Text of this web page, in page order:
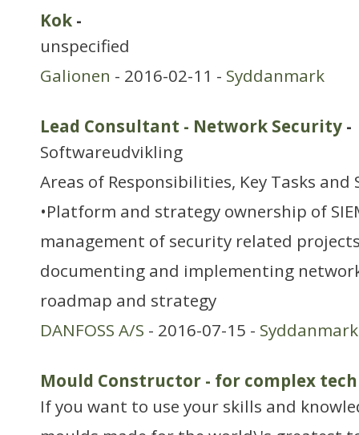
Kok -
unspecified
Galionen - 2016-02-11 - Syddanmark
Lead Consultant - Network Security -
Softwareudvikling
Areas of Responsibilities, Key Tasks and
•Platform and strategy ownership of
management of security related
documenting and implementing
roadmap and strategy
DANFOSS A/S - 2016-07-15 - Syddanmark
Mould Constructor - for complex
If you want to use your skills and